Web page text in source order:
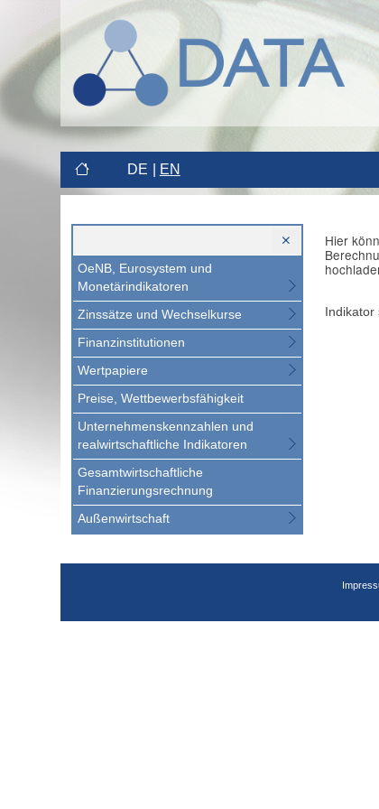
DE EN
OeNB, Eurosystem und
Monetärindikatoren
Zinssätze und Wechselkurse
Finanzinstitutionen
Wertpapiere
Preise, Wettbewerbsfähigkeit
Unternehmenskennzahlen und
realwirtschaftliche Indikatoren
Gesamtwirtschaftliche
Finanzierungsrechnung
Außenwirtschaft
Hier
Indikator